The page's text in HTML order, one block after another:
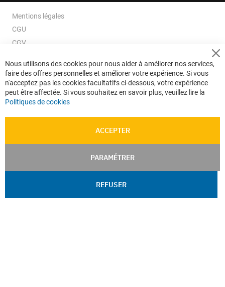
Mentions légales
CGU
CGV
Données personnelles
Confidentialité
Plan du site
Nous utilisons des cookies pour nous aider à améliorer nos services,
faire des offres personnelles et améliorer votre expérience. Si vous
n'acceptez pas les cookies facultatifs ci-dessous, votre expérience
peut être affectée. Si vous souhaitez en savoir plus, veuillez lire la
Politiques de cookies
ACCEPTER
PARAMÉTRER
REFUSER